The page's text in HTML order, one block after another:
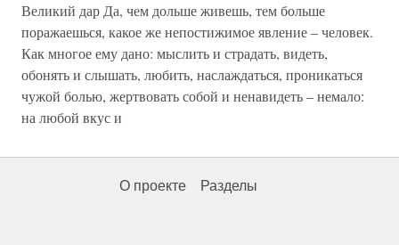
Великий дар Да, чем дольше живешь, тем больше
поражаешься, какое же непостижимое явление – человек.
Как многое ему дано: мыслить и страдать, видеть,
обонять и слышать, любить, наслаждаться, проникаться
чужой болью, жертвовать собой и ненавидеть – немало:
на любой вкус и
О проекте Разделы